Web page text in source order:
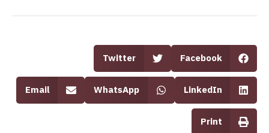
Facebook
Twitter
LinkedIn
WhatsApp
Email
Print